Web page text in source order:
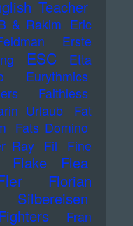
Teacher
& Rakim Eric
Erste
ESC
Etta
Eurythmics
Faithless
Urlaub
Fat
Fats Domino
Ray Fil
Fine
Flake
Flea
Florian
Fran